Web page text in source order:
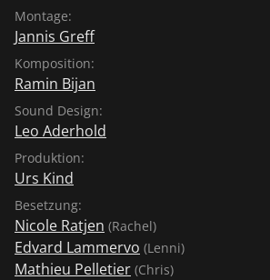
Montage:
Jannis Greff
Komposition:
Ramin Bijan
Sound Design:
Leo Aderhold
Produktion:
Urs Kind
Besetzung:
Nicole Ratjen (Rachel)
Edvard Lammervo (Lenni)
Mathieu Pelletier (Chris)